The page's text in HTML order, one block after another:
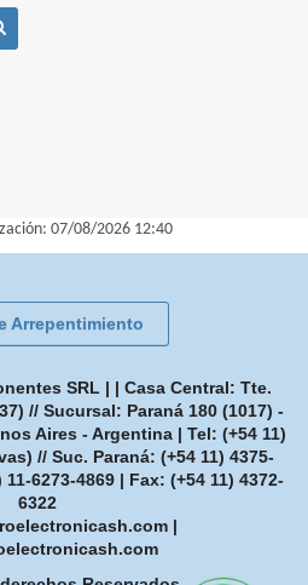
07/08/2026 12:40
Arrepentimiento
SRL | | Casa Central: Tte.
// Sucursal: Paraná 180 (1017) -
Aires - Argentina | Tel: (+54 11)
// Suc. Paraná: (+54 11) 4375-
6273-4869| Fax: (+54 11) 4372-
6322
|